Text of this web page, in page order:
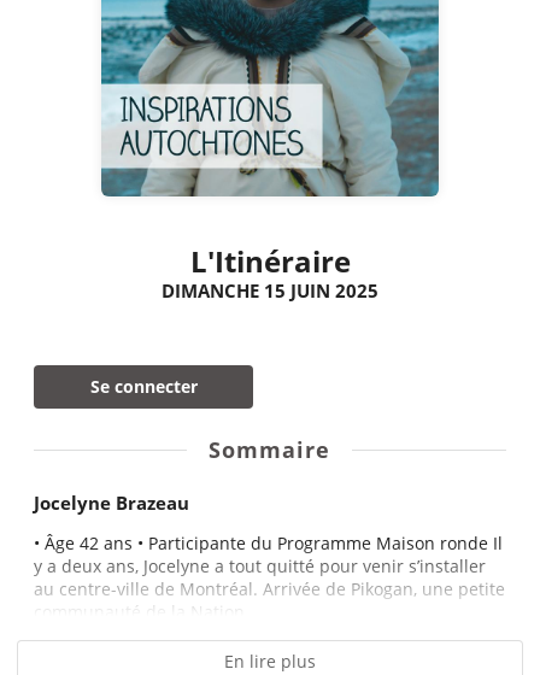
L'Itinéraire
DIMANCHE 15 JUIN 2025
Se connecter
Sommaire
Jocelyne Brazeau
• Âge 42 ans • Participante du Programme Maison ronde Il
y a deux ans, Jocelyne a tout quitté pour venir s’installer
au centre-ville de Montréal. Arrivée de Pikogan, une petite
communauté de la Nation...
En lire plus